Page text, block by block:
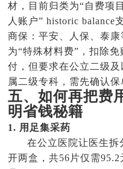
材，目前归类为“自费项
人账户” historic balance
商保：平安、人保、泰
为“特殊材料费”，扣除
付，但要求在公立二级
属二级专科，需先确认保
五、如何再把
明省钱秘籍
1. 用足集采药
在公立医院让医生拆
开两盒，共56片仅需